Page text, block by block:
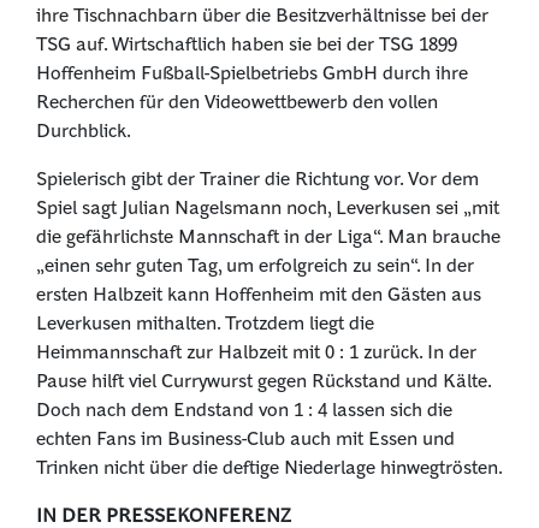
ihre Tischnachbarn über die Besitzverhältnisse bei der
TSG auf. Wirtschaftlich haben sie bei der TSG 1899
Hoffenheim Fußball-Spielbetriebs GmbH durch ihre
Recherchen für den Videowettbewerb den vollen
Durchblick.
Spielerisch gibt der Trainer die Richtung vor. Vor dem
Spiel sagt Julian Nagelsmann noch, Leverkusen sei „mit
die gefährlichste Mannschaft in der Liga“. Man brauche
„einen sehr guten Tag, um erfolgreich zu sein“. In der
ersten Halbzeit kann Hoffenheim mit den Gästen aus
Leverkusen mithalten. Trotzdem liegt die
Heimmannschaft zur Halbzeit mit 0 : 1 zurück. In der
Pause hilft viel Currywurst gegen Rückstand und Kälte.
Doch nach dem Endstand von 1 : 4 lassen sich die
echten Fans im Business-Club auch mit Essen und
Trinken nicht über die deftige Niederlage hinwegtrösten.
IN DER PRESSEKONFERENZ